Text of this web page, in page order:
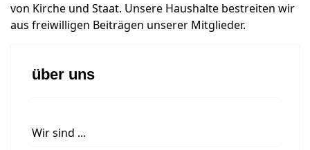
von Kirche und Staat. Unsere Haushalte bestreiten wir
aus freiwilligen Beiträgen unserer Mitglieder.
über uns
Wir sind ...